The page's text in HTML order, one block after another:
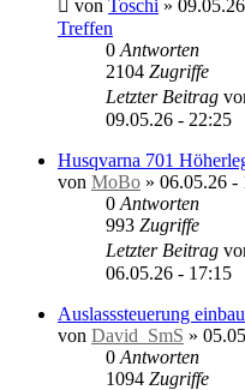
von Toschi »
Treffen
0 Antworten
2104 Zugriffe
Letzter Beitrag
09.05.26 - 22:25
Husqvarna 701
von MoBo » 06.05.26 -
0 Antworten
993 Zugriffe
Letzter Beitrag
06.05.26 - 17:15
Auslasssteuerung
von David_SmS »
0 Antworten
1094 Zugriffe